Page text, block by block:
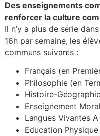
Des enseignements
renforcer la culture
Il n’y a plus de série
16h par semaine, les
communs suivants :
Français (en
Philosophie (en
Histoire-
Enseignement
Langues Vivantes
Education